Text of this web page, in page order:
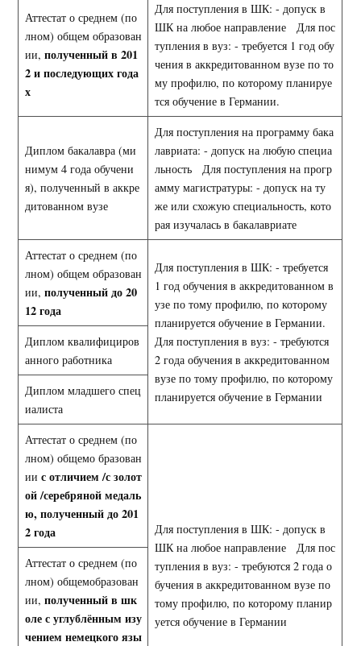
Аттестат о среднем (по
лном) общем образован
ии, полученный в 201
2 и последующих года
х
Для поступления в ШК: - допуск в
ШК на любое направление Для пос
тупления в вуз: - требуется 1 год обу
чения в аккредитованном вузе по то
му профилю, по которому планируе
тся обучение в Германии.
Диплом бакалавра (ми
нимум 4 года обучени
я), полученный в аккре
дитованном вузе
Для поступления на программу бака
лавриата: - допуск на любую специа
льность Для поступления на прогр
амму магистратуры: - допуск на ту
же или схожую специальность, кото
рая изучалась в бакалавриате
Аттестат о среднем (по
лном) общем образован
ии, полученный до 20
12 года
Для поступления в ШК: - требуется
1 год обучения в аккредитованном в
узе по тому профилю, по которому
планируется обучение в Германии.
Для поступления в вуз: - требуются
2 года обучения в аккредитованном
вузе по тому профилю, по которому
планируется обучение в Германии
Диплом квалифициров
анного работника
Диплом младшего спец
иалиста
Аттестат о среднем (по
лном) общемо бразован
ии с отличием /с золот
ой /серебряной медаль
ю, полученный до 201
2 года
Для поступления в ШК: - допуск в
ШК на любое направление Для пос
тупления в вуз: - требуются 2 года о
бучения в аккредитованном вузе по
тому профилю, по которому планир
уется обучение в Германии
Аттестат о среднем (по
лном) общемобразован
ии, полученный в шк
оле с углублённым изу
чением немецкого язы